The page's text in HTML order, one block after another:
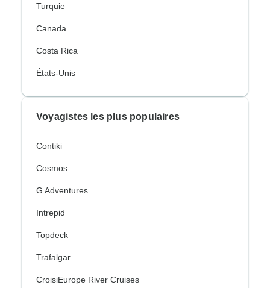
Turquie
Canada
Costa Rica
États-Unis
Voyagistes les plus populaires
Contiki
Cosmos
G Adventures
Intrepid
Topdeck
Trafalgar
CroisiEurope River Cruises